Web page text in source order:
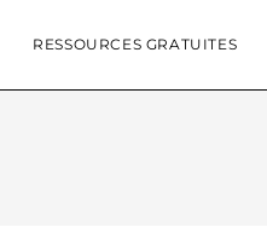
RESSOURCES GRATUITES